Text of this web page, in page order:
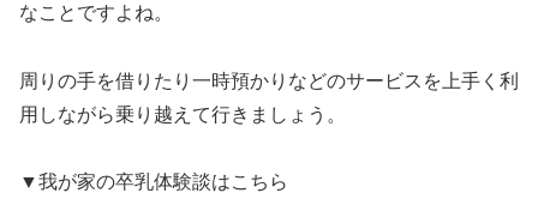
なことですよね。
周りの手を借りたり一時預かりなどのサービスを上手く利
用しながら乗り越えて行きましょう。
▼我が家の卒乳体験談はこちら